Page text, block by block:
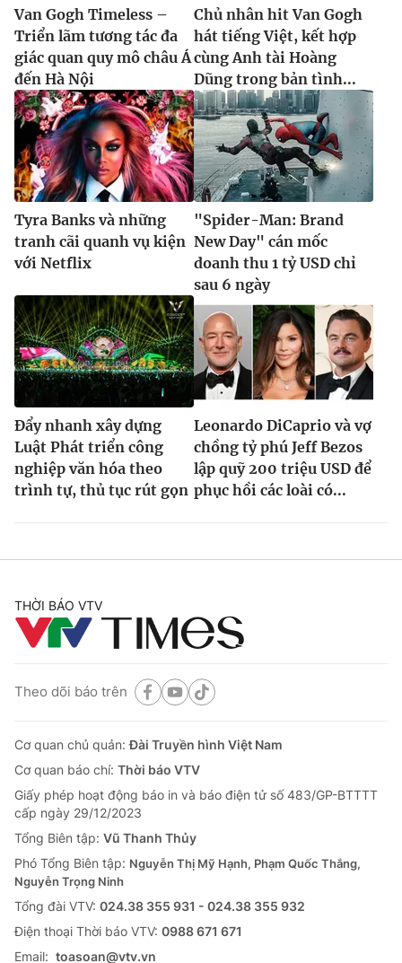
Van Gogh Timeless –
Triển lãm tương tác đa
giác quan quy mô châu Á
đến Hà Nội
Chủ nhân hit Van Gogh
hát tiếng Việt, kết hợp
cùng Anh tài Hoàng
Dũng trong bản tình...
Tyra Banks và những
tranh cãi quanh vụ kiện
với Netflix
"Spider-Man: Brand
New Day" cán mốc
doanh thu 1 tỷ USD chỉ
sau 6 ngày
Đẩy nhanh xây dựng
Luật Phát triển công
nghiệp văn hóa theo
trình tự, thủ tục rút gọn
Leonardo DiCaprio và vợ
chồng tỷ phú Jeff Bezos
lập quỹ 200 triệu USD để
phục hồi các loài có...
THỜI BÁO VTV
Theo dõi báo trên
Cơ quan chủ quản:Đài Truyền hình Việt Nam
Cơ quan báo chí: Thời báo VTV
Giấy phép hoạt động báo in và báo điện tử số 483/GP-BTTTT
cấp ngày 29/12/2023
Tổng Biên tập: Vũ Thanh Thủy
Phó Tổng Biên tập: Nguyễn Thị Mỹ Hạnh, Phạm Quốc Thắng,
Nguyễn Trọng Ninh
Tổng đài VTV: 024.38 355 931 - 024.38 355 932
Ðiện thoại Thời báo VTV: 0988 671 671
Email: toasoan@vtv.vn